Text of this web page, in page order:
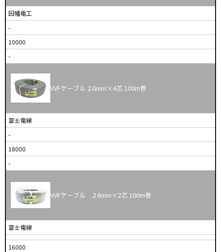
因幡電工
-
10000
-
VVFケーブル 2.0mm×4芯 100m巻
富士電線
-
18000
-
VVFケーブル 2.6mm×2芯 100m巻
富士電線
16000